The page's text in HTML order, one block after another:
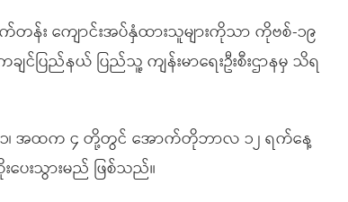
ကျောင်းအပ်နှံထားသူများကိုသာ ကိုဗစ်-၁၉
င်ပြည်နယ် ပြည်သူ့ ကျန်းမာရေးဦးစီးဌာနမှ သိရ
၁၊ အထက ၄ တို့တွင် အောက်တိုဘာလ ၁၂ ရက်နေ့
းသွားမည် ဖြစ်သည်။